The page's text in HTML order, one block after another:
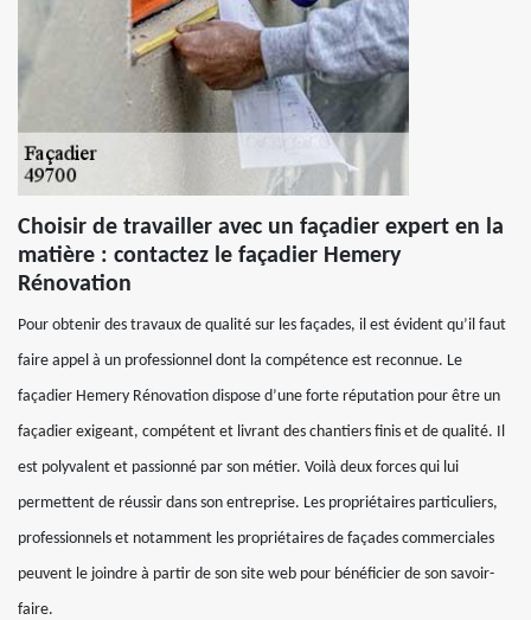
Choisir de travailler avec un façadier expert en la
matière : contactez le façadier Hemery
Rénovation
Pour obtenir des travaux de qualité sur les façades, il est évident qu’il faut
faire appel à un professionnel dont la compétence est reconnue. Le
façadier Hemery Rénovation dispose d’une forte réputation pour être un
façadier exigeant, compétent et livrant des chantiers finis et de qualité. Il
est polyvalent et passionné par son métier. Voilà deux forces qui lui
permettent de réussir dans son entreprise. Les propriétaires particuliers,
professionnels et notamment les propriétaires de façades commerciales
peuvent le joindre à partir de son site web pour bénéficier de son savoir-
faire.